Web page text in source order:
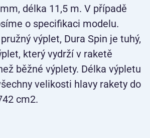
délka 11,5 m. V případě
o specifikaci modelu.
výplet, Dura Spin je tuhý,
který vydrží v raketě
běžné výplety. Délka výpletu
velikosti hlavy rakety do
cm2.